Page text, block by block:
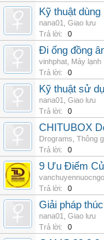
Kỹ thuật
nana01
Giao lưu
Trả lời:
0
Đi ống đồng
vinhphat Máy lạnh
Trả lời:
0
Kỹ thuật sử
nana01
Giao lưu
Trả lời:
0
CHITUBOX
Drograms Thông
Trả lời:
0
9 Ưu Điểm
Trả lời:
0
Giải pháp
nana01
Giao lưu
Trả lời:
0